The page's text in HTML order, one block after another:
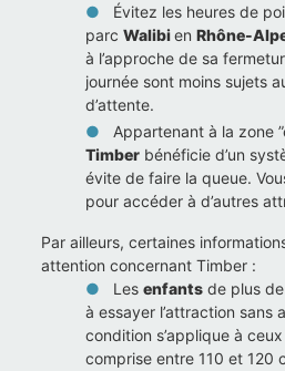
Évitez les heures de
parcWalibienRhône-
à l’approche de sa
journée sont moins sujets
d’attente.
Appartenant à la zone
Timber bénéficie d’un
évite de faire la queue.
pour accéder à d’autres
Par ailleurs, certaines
attention concernant Timber :
Lesenfants de plus
à essayer l’attraction sans
condition s’applique à
comprise entre 110 et 120